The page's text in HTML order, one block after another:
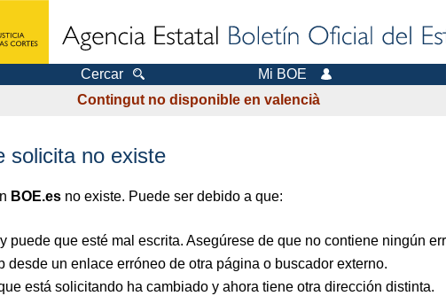
Cercar Mi BOE
Contingut no disponible en valencià
solicita no existe
BOE.es no existe. Puede ser debido a que:
puede que esté mal escrita. Asegúrese de que no contiene ningún
desde un enlace erróneo de otra página o buscador externo.
está solicitando ha cambiado y ahora tiene otra dirección distinta.